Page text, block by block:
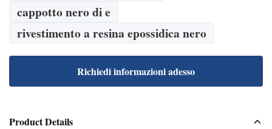
cappotto nero di e
rivestimento a resina epossidica nero
Richiedi informazioni adesso
Product Details